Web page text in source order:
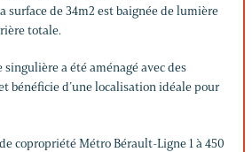
surface de 34m2 est baignée de lumière
totale.
singulière a été aménagé avec des
bénéficie d’une localisation idéale pour
copropriété Métro Bérault-Ligne 1 à 450